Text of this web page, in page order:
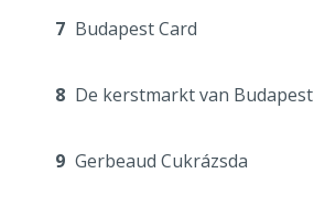
7 Budapest Card
8 De kerstmarkt van Budapest
9 Gerbeaud Cukrázsda